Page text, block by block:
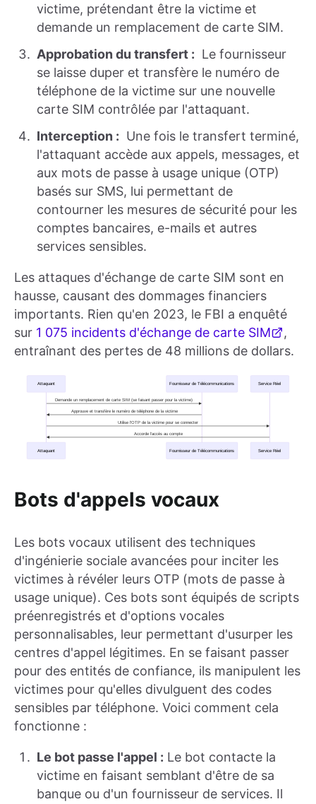
victime, prétendant être la victime et
demande un remplacement de carte SIM.
Approbation du transfert : Le fournisseur
se laisse duper et transfère le numéro de
téléphone de la victime sur une nouvelle
carte SIM contrôlée par l'attaquant.
Interception : Une fois le transfert terminé,
l'attaquant accède aux appels, messages, et
aux mots de passe à usage unique (OTP)
basés sur SMS, lui permettant de
contourner les mesures de sécurité pour les
comptes bancaires, e-mails et autres
services sensibles.
Les attaques d'échange de carte SIM sont en
hausse, causant des dommages financiers
importants. Rien qu'en 2023, le FBI a enquêté
sur 1 075 incidents d'échange de carte SIM
,
entraînant des pertes de 48 millions de dollars.
Bots d'appels vocaux
Les bots vocaux utilisent des techniques
d'ingénierie sociale avancées pour inciter les
victimes à révéler leurs OTP (mots de passe à
usage unique). Ces bots sont équipés de scripts
préenregistrés et d'options vocales
personnalisables, leur permettant d'usurper les
centres d'appel légitimes. En se faisant passer
pour des entités de confiance, ils manipulent les
victimes pour qu'elles divulguent des codes
sensibles par téléphone. Voici comment cela
fonctionne :
Le bot passe l'appel : Le bot contacte la
victime en faisant semblant d'être de sa
banque ou d'un fournisseur de services. Il